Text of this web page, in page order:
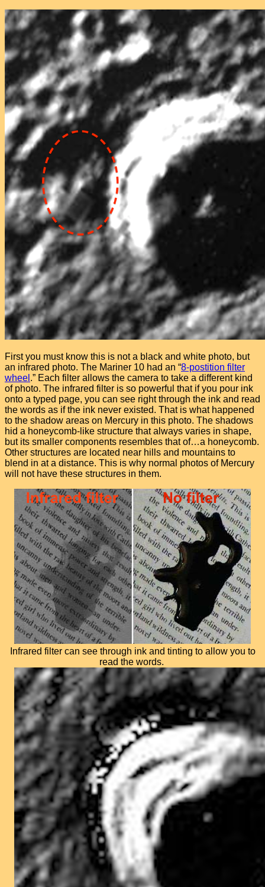
First you must know this is not a black and white photo, but
an infrared photo. The Mariner 10 had an “8-postition filter
wheel .” Each filter allows the camera to take a different kind
of photo. The infrared filter is so powerful that if you pour ink
onto a typed page, you can see right through the ink and read
the words as if the ink never existed. That is what happened
to the shadow areas on Mercury in this photo. The shadows
hid a honeycomb-like structure that always varies in shape,
but its smaller components resembles that of…a honeycomb.
Other structures are located near hills and mountains to
blend in at a distance. This is why normal photos of Mercury
will not have these structures in them.
Infrared filter can see through ink and tinting to allow you to
read the words.